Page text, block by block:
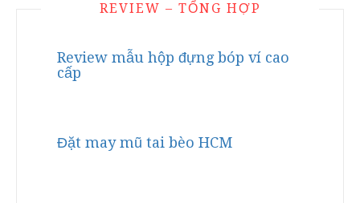
REVIEW – TỔNG HỢP
Review mẫu hộp đựng bóp ví cao
cấp
Đặt may mũ tai bèo HCM